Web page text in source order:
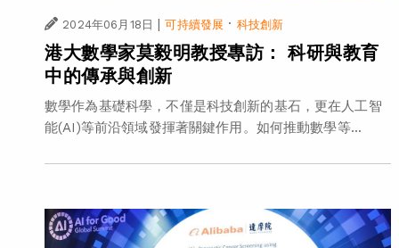
2024年06月18日 | 可持續發展 · 科技創新
港大數學家莫毅明教授專訪： 科研與教育
中的傳承與創新
數學作為基礎科學，不僅是科技創新的基石，更在人工智
能(AI)等前沿領域發揮著關鍵作用。如何推動數學等...